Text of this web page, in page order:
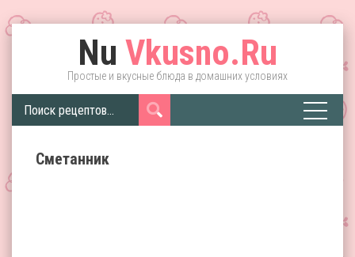
Nu Vkusno.Ru
Простые и вкусные блюда в домашних условиях
Сметанник